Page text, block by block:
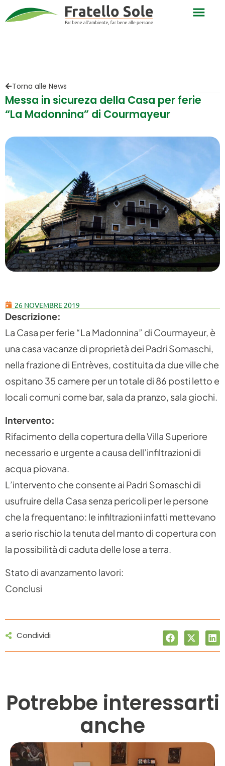
Torna alle News
Messa in sicureza della Casa per ferie
“La Madonnina” di Courmayeur
26 NOVEMBRE 2019
Descrizione:
La Casa per ferie “La Madonnina” di Courmayeur, è
una casa vacanze di proprietà dei Padri Somaschi,
nella frazione di Entrèves, costituita da due ville che
ospitano 35 camere per un totale di 86 posti letto e
locali comuni come bar, sala da pranzo, sala giochi.
Intervento:
Rifacimento della copertura della Villa Superiore
necessario e urgente a causa dell’infiltrazioni di
acqua piovana.
L’intervento che consente ai Padri Somaschi di
usufruire della Casa senza pericoli per le persone
che la frequentano: le infiltrazioni infatti mettevano
a serio rischio la tenuta del manto di copertura con
la possibilità di caduta delle lose a terra.
Stato di avanzamento lavori:
Conclusi
Condividi
Potrebbe interessarti
anche